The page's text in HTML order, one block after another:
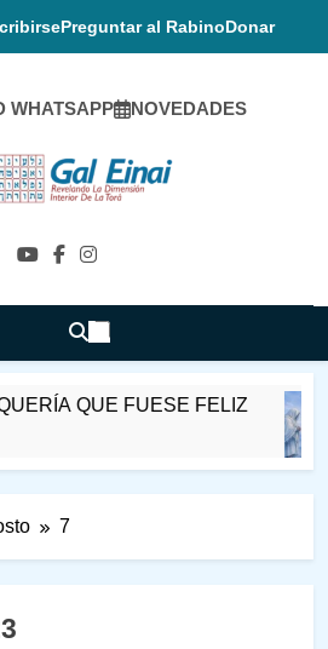
Preguntar al RabinoDonar
WHATSAPP NOVEDADES
Gal Einai En
QUE FUESE FELIZ
7